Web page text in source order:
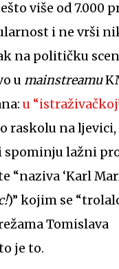
više od 7.000
i ne vrši
na političku
umainstreamu
u
o raskolu na
spominju lažni
“naziva ‘Karl
)” kojim se
Tomislava
je to.